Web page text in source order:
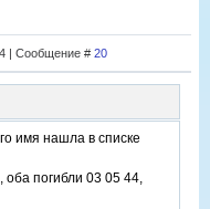
| Сообщение # 20
имя нашла в списке
оба погибли 03 05 44,